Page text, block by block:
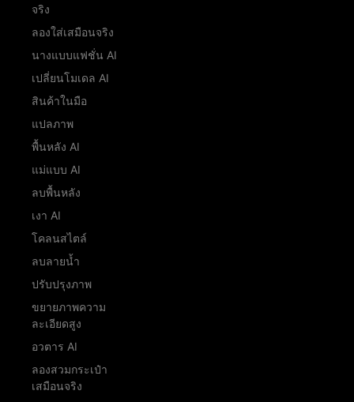
จริง
ลองใส่เสมือนจริง
นางแบบแฟชั่น AI
เปลี่ยนโมเดล AI
สินค้าในมือ
แปลภาพ
พื้นหลัง AI
แม่แบบ AI
ลบพื้นหลัง
เงา AI
โคลนสไตล์
ลบลายน้ำ
ปรับปรุงภาพ
ขยายภาพความ
ละเอียดสูง
อวตาร AI
ลองสวมกระเป๋า
เสมือนจริง